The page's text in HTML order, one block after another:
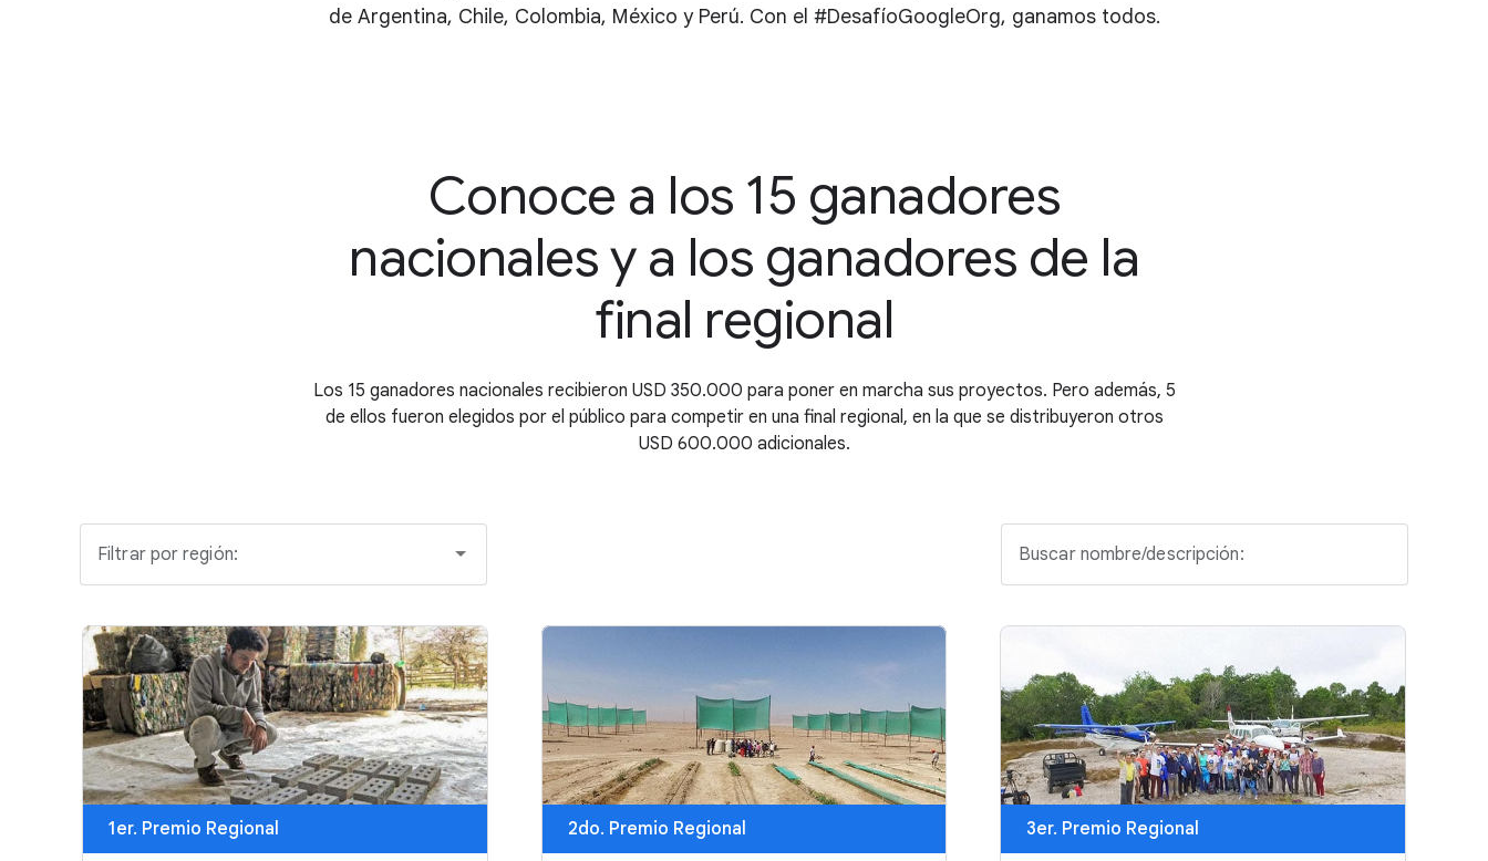
de Argentina, Chile, Colombia, México y Perú. Con el #DesafíoGoogleOrg, ganamos todos.
Conoce a los 15 ganadores
nacionales y a los ganadores de la
final regional
Los 15 ganadores nacionales recibieron USD 350.000 para poner en marcha sus proyectos. Pero además, 5
de ellos fueron elegidos por el público para competir en una final regional, en la que se distribuyeron otros
USD 600.000 adicionales.
Filtrar por región: Buscar nombre/descripción:
1er. Premio Regional 2do. Premio Regional 3er. Premio Regional